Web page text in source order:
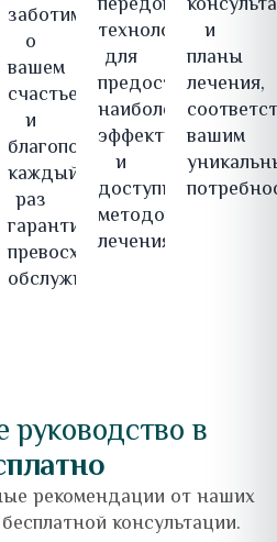
заботимся
о
вашем
счастье
и
благополучии,
каждый
раз
гарантируя
превосходное
обслуживание.
технологии
для
предоставления
наиболее
эффективных
и
доступных
методов
лечения.
и
планы
лечения,
вашим
руководство в
рекомендации от наших
консультации.